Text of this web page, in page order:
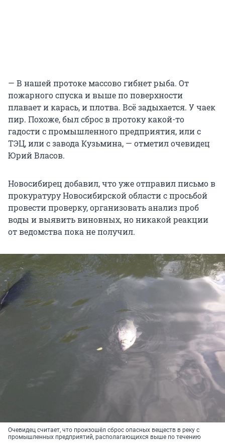
— В нашей протоке массово гибнет рыба. От
пожарного спуска и выше по поверхности
плавает и карась, и плотва. Всё задыхается. У чаек
пир. Похоже, был сброс в протоку какой-то
гадости с промышленного предприятия, или с
ТЭЦ, или с завода Кузьмина, — отметил очевидец
Юрий Власов.
Новосибирец добавил, что уже отправил письмо в
прокуратуру Новосибирской области с просьбой
провести проверку, организовать анализ проб
воды и выявить виновных, но никакой реакции
от ведомства пока не получил.
Очевидец считает, что произошёл сброс опасных веществ в реку с
промышленных предприятий, располагающихся выше по течению